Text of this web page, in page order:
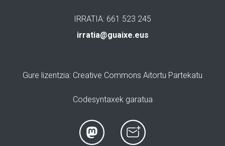
IRRATIA: 661 523 245
irratia@guaixe.eus
Gure lizentzia: Creative Commons Aitortu Partekatu
Codesyntaxek garatua